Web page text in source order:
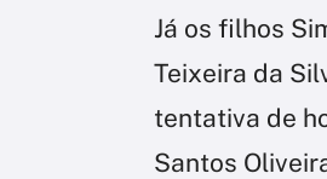
Já os filhos
Teixeira da
tentativa de
Santos